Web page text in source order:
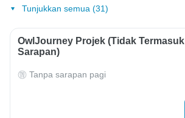
Tunjukkan semua (31)
OwlJourney Projek (Tidak Termasuk
Sarapan)
Tanpa sarapan pagi